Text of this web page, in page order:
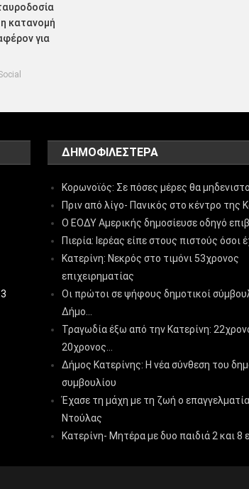
η κατανομή
για
ΔΗΜΟΦΙΛΈΣΤΕΡΑ
Κορωνοϊός: Σε πόσες μέρες θα
Πριν από λίγο- Πανικός στο κέντρο της
Ο ΕΟΔΥ Αμερικής δημοσίευσε οδηγό
Πιερία: Ιερέας είπε στους πιστούς όσοι
Κατερίνη: Νεκρός στο τιμόνι 53χρονος
επιχειρηματίας
Οι πρώτοι σε ψήφους δημοτικοί
Δήμο…
Τραγωδία έξω από την Κατερίνη:
20χρονος…
Δήμος Κατερίνης: Η νέα σύνθεση του
συμβουλίου
Έχασε τη μάχη με τη ζωή ο
Ντούλας
Κατερίνη- Μητέρα με δυο παιδιά 2 και 8